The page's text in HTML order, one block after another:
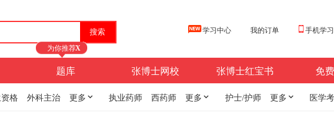
学习中心 我的订单 手机学习
题库
为你推荐X
张博士网校 张博士红宝书 免
格 外科主治 更多  执业药师 西药师 更多  护士/护师 更多  医学